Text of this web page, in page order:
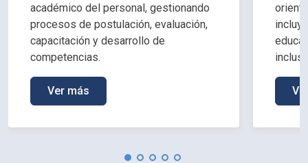
académico del personal, gestionando
procesos de postulación, evaluación,
capacitación y desarrollo de
competencias.
Ver más